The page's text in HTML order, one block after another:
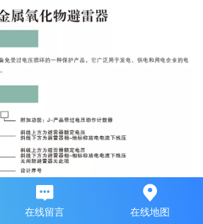
在线留言 在线地图